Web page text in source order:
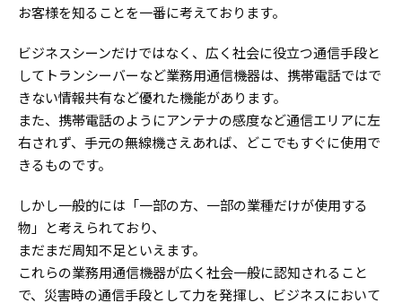
お客様を知ることを一番に考えております。
ビジネスシーンだけではなく、広く社会に役立つ通信手段と
してトランシーバーなど業務用通信機器は、携帯電話ではで
きない情報共有など優れた機能があります。
また、携帯電話のようにアンテナの感度など通信エリアに左
右されず、手元の無線機さえあれば、どこでもすぐに使用で
きるものです。
しかし一般的には「一部の方、一部の業種だけが使用する
物」と考えられており、
まだまだ周知不足といえます。
これらの業務用通信機器が広く社会一般に認知されること
で、災害時の通信手段として力を発揮し、ビジネスにおいて